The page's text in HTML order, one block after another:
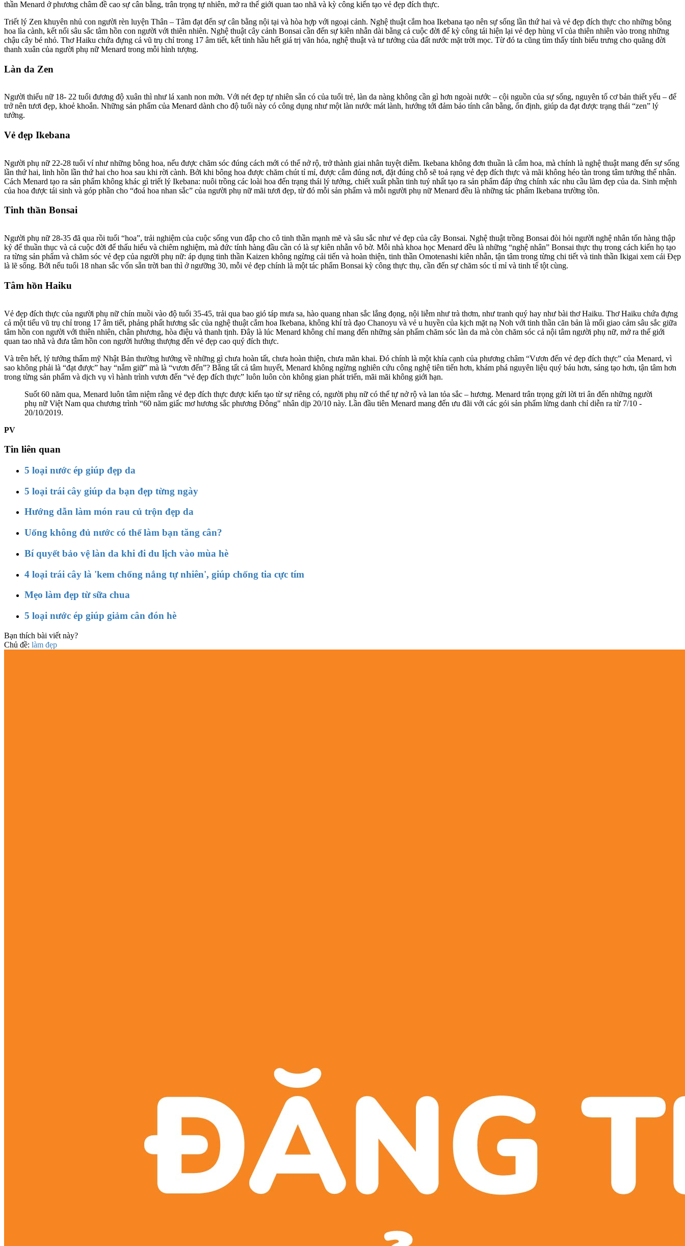
thần Menard ở phương châm đề cao sự cân bằng, trân trọng tự nhiên, mở ra thế giới quan tao nhã và kỳ công kiến tạo vẻ đẹp đích thực.
Triết lý Zen khuyên nhủ con người rèn luyện Thân – Tâm đạt đến sự cân bằng nội tại và hòa hợp với ngoại cảnh. Nghệ thuật cắm hoa Ikebana tạo nên sự sống lần thứ hai và vẻ đẹp đích thực cho những bông
hoa lìa cành, kết nối sâu sắc tâm hồn con người với thiên nhiên. Nghệ thuật cây cảnh Bonsai cần đến sự kiên nhẫn dài bằng cả cuộc đời để kỳ công tái hiện lại vẻ đẹp hùng vĩ của thiên nhiên vào trong những
chậu cây bé nhỏ. Thơ Haiku chứa đựng cả vũ trụ chỉ trong 17 âm tiết, kết tinh hầu hết giá trị văn hóa, nghệ thuật và tư tưởng của đất nước mặt trời mọc. Từ đó ta cũng tìm thấy tính biểu trưng cho quãng đời
thanh xuân của người phụ nữ Menard trong mỗi hình tượng.
Làn da Zen
Người thiếu nữ 18- 22 tuổi đương độ xuân thì như lá xanh non mởn. Với nét đẹp tự nhiên sẵn có của tuổi trẻ, làn da nàng không cần gì hơn ngoài nước – cội nguồn của sự sống, nguyên tố cơ bản thiết yếu – để
trở nên tươi đẹp, khoẻ khoắn. Những sản phẩm của Menard dành cho độ tuổi này có công dụng như một làn nước mát lành, hướng tới đảm bảo tính cân bằng, ổn định, giúp da đạt được trạng thái “zen” lý
tưởng.
Vẻ đẹp Ikebana
Người phụ nữ 22-28 tuổi ví như những bông hoa, nếu được chăm sóc đúng cách mới có thể nở rộ, trở thành giai nhân tuyệt diễm. Ikebana không đơn thuần là cắm hoa, mà chính là nghệ thuật mang đến sự sống
lần thứ hai, linh hồn lần thứ hai cho hoa sau khi rời cành. Bởi khi bông hoa được chăm chút tỉ mỉ, được cắm đúng nơi, đặt đúng chỗ sẽ toả rạng vẻ đẹp đích thực và mãi không héo tàn trong tâm tưởng thế nhân.
Cách Menard tạo ra sản phẩm không khác gì triết lý Ikebana: nuôi trồng các loài hoa đến trạng thái lý tưởng, chiết xuất phần tinh tuý nhất tạo ra sản phẩm đáp ứng chính xác nhu cầu làm đẹp của da. Sinh mệnh
của hoa được tái sinh và góp phần cho “đoá hoa nhan sắc” của người phụ nữ mãi tươi đẹp, từ đó mỗi sản phẩm và mỗi người phụ nữ Menard đều là những tác phẩm Ikebana trường tồn.
Tinh thần Bonsai
Người phụ nữ 28-35 đã qua rồi tuổi “hoa”, trải nghiệm của cuộc sống vun đắp cho cô tinh thần mạnh mẽ và sâu sắc như vẻ đẹp của cây Bonsai. Nghệ thuật trồng Bonsai đòi hỏi người nghệ nhân tốn hàng thập
kỷ để thuần thục và cả cuộc đời để thấu hiểu và chiêm nghiệm, mà đức tính hàng đầu cần có là sự kiên nhẫn vô bờ. Mỗi nhà khoa học Menard đều là những “nghệ nhân” Bonsai thực thụ trong cách kiến họ tạo
ra từng sản phẩm và chăm sóc vẻ đẹp của người phụ nữ: áp dụng tinh thần Kaizen không ngừng cải tiến và hoàn thiện, tinh thần Omotenashi kiên nhẫn, tận tâm trong từng chi tiết và tinh thần Ikigai xem cái Đẹp
là lẽ sống. Bởi nếu tuổi 18 nhan sắc vốn sẵn trời ban thì ở ngưỡng 30, mỗi vẻ đẹp chính là một tác phẩm Bonsai kỳ công thực thụ, cần đến sự chăm sóc tỉ mỉ và tinh tế tột cùng.
Tâm hồn Haiku
Vẻ đẹp đích thực của người phụ nữ chín muồi vào độ tuổi 35-45, trải qua bao gió táp mưa sa, hào quang nhan sắc lắng đọng, nội liễm như trà thơm, như tranh quý hay như bài thơ Haiku. Thơ Haiku chứa đựng
cả một tiểu vũ trụ chỉ trong 17 âm tiết, phảng phất hương sắc của nghệ thuật cắm hoa Ikebana, không khí trà đạo Chanoyu và vẻ u huyền của kịch mặt nạ Noh với tinh thần căn bản là mối giao cảm sâu sắc giữa
tâm hồn con người với thiên nhiên, chân phương, hòa điệu và thanh tịnh. Đây là lúc Menard không chỉ mang đến những sản phẩm chăm sóc làn da mà còn chăm sóc cả nội tâm người phụ nữ, mở ra thế giới
quan tao nhã và đưa tâm hồn con người hướng thượng đến vẻ đẹp cao quý đích thực.
Và trên hết, lý tưởng thẩm mỹ Nhật Bản thường hướng về những gì chưa hoàn tất, chưa hoàn thiện, chưa mãn khai. Đó chính là một khía cạnh của phương châm “Vươn đến vẻ đẹp đích thực” của Menard, vì
sao không phải là “đạt được” hay “nắm giữ” mà là “vươn đến”? Bằng tất cả tâm huyết, Menard không ngừng nghiên cứu công nghệ tiên tiến hơn, khám phá nguyên liệu quý báu hơn, sáng tạo hơn, tận tâm hơn
trong từng sản phẩm và dịch vụ vì hành trình vươn đến “vẻ đẹp đích thực” luôn luôn còn không gian phát triển, mãi mãi không giới hạn.
Suốt 60 năm qua, Menard luôn tâm niệm rằng vẻ đẹp đích thực được kiến tạo từ sự riêng có, người phụ nữ có thể tự nở rộ và lan tỏa sắc – hương. Menard trân trọng gửi lời tri ân đến những người
phụ nữ Việt Nam qua chương trình “60 năm giấc mơ hương sắc phương Đông" nhân dịp 20/10 này. Lần đầu tiên Menard mang đến ưu đãi với các gói sản phẩm lừng danh chỉ diễn ra từ 7/10 -
20/10/2019.
PV
Tin liên quan
5 loại nước ép giúp đẹp da
5 loại trái cây giúp da bạn đẹp từng ngày
Hướng dẫn làm món rau củ trộn đẹp da
Uống không đủ nước có thể làm bạn tăng cân?
Bí quyết bảo vệ làn da khi đi du lịch vào mùa hè
4 loại trái cây là 'kem chống nắng tự nhiên', giúp chống tia cực tím
Mẹo làm đẹp từ sữa chua
5 loại nước ép giúp giảm cân đón hè
Bạn thích bài viết này?
Chủ đề: làm đẹp